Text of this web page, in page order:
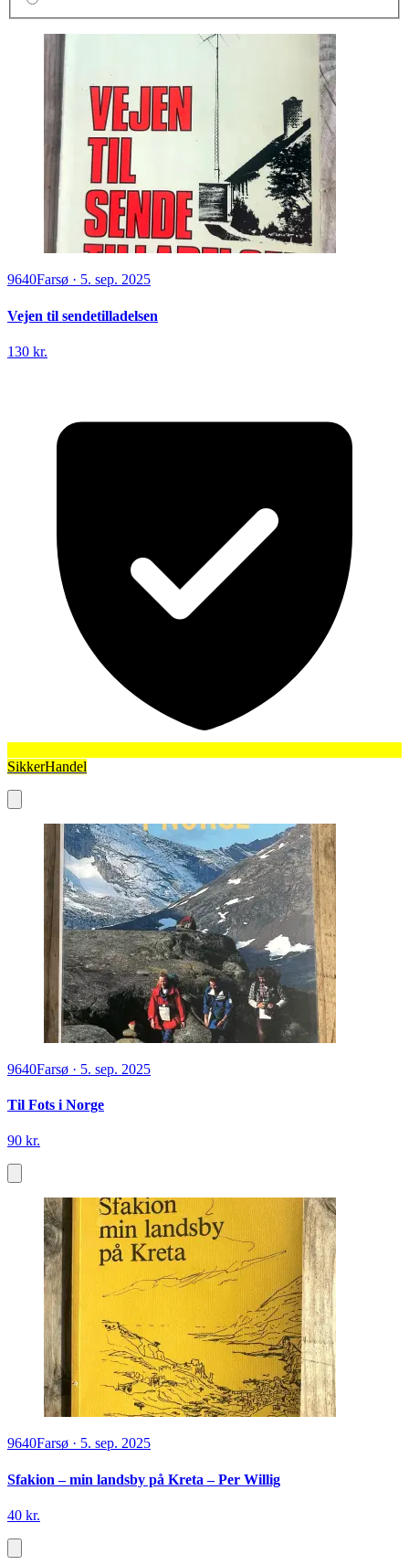
9640Farsø · 5. sep. 2025
Vejen til sendetilladelsen
130 kr.
SikkerHandel
9640Farsø · 5. sep. 2025
Til Fots i Norge
90 kr.
9640Farsø · 5. sep. 2025
Sfakion – min landsby på Kreta – Per Willig
40 kr.